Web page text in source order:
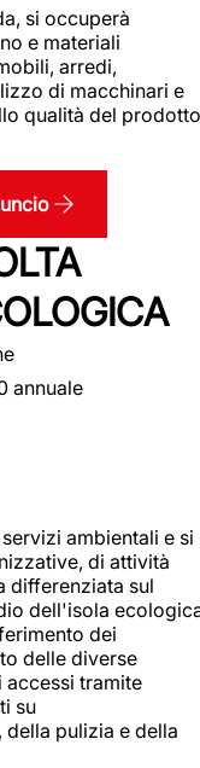
si occuperà
e materiali
arredi,
di macchinari e
qualità del prodotto
annuale
ambientali e si
di attività
differenziata sul
dell'isola
dei
delle diverse
tramite
su
pulizia e della